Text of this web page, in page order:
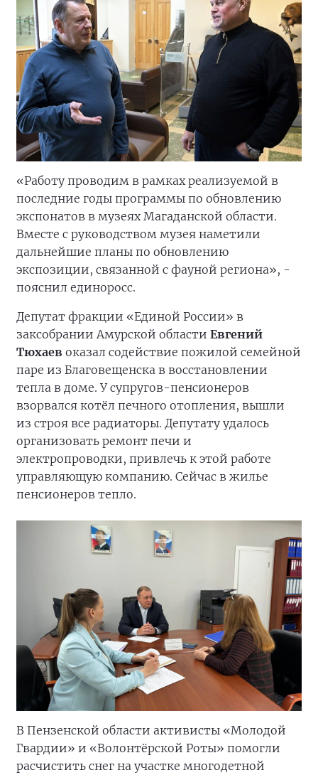
«Работу проводим в рамках реализуемой в
последние годы программы по обновлению
экспонатов в музеях Магаданской области.
Вместе с руководством музея наметили
дальнейшие планы по обновлению
экспозиции, связанной с фауной региона», -
пояснил единоросс.
Депутат фракции «Единой России» в
заксобрании Амурской области Евгений
Тюхаев оказал содействие пожилой семейной
паре из Благовещенска в восстановлении
тепла в доме. У супругов-пенсионеров
взорвался котёл печного отопления, вышли
из строя все радиаторы. Депутату удалось
организовать ремонт печи и
электропроводки, привлечь к этой работе
управляющую компанию. Сейчас в жилье
пенсионеров тепло.
В Пензенской области активисты «Молодой
Гвардии» и «Волонтёрской Роты» помогли
расчистить снег на участке многодетной